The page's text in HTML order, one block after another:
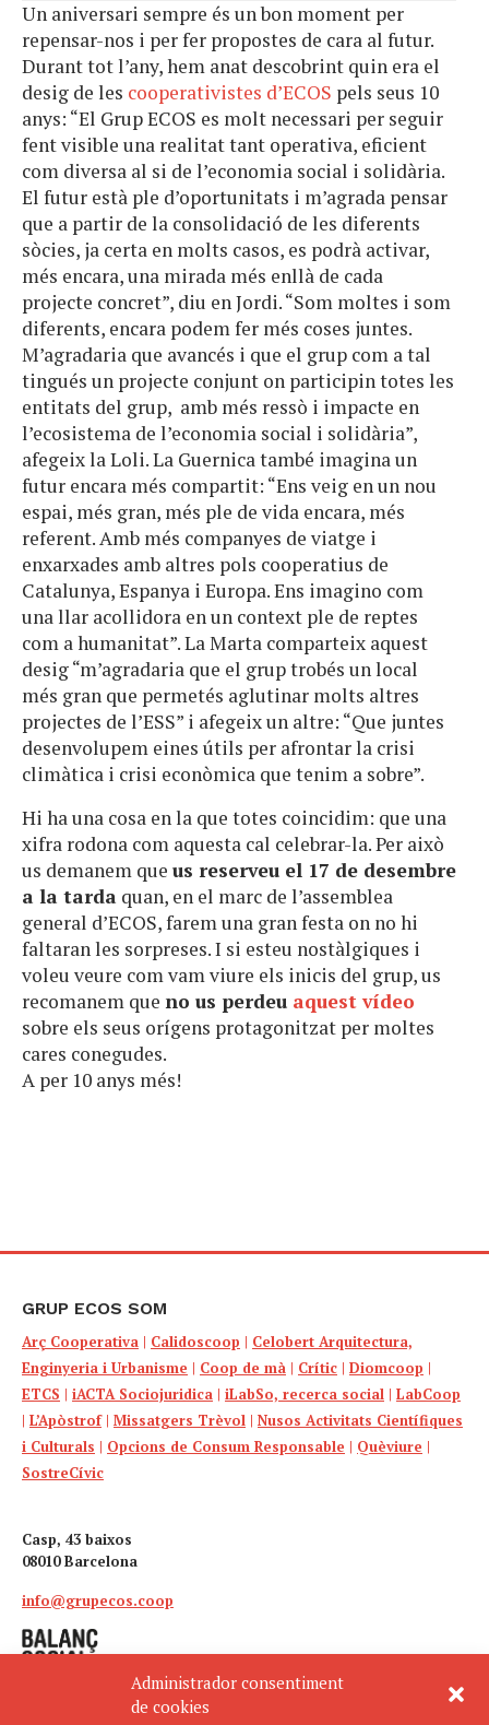
Administrador consentiment
de cookies
Un aniversari sempre és un bon moment per
repensar-nos i per fer propostes de cara al futur.
Durant tot l’any, hem anat descobrint quin era el
desig de les cooperativistes d’ECOS pels seus 10
anys: “El Grup ECOS es molt necessari per seguir
fent visible una realitat tant operativa, eficient
com diversa al si de l’economia social i solidària.
El futur està ple d’oportunitats i m’agrada pensar
que a partir de la consolidació de les diferents
sòcies, ja certa en molts casos, es podrà activar,
més encara, una mirada més enllà de cada
projecte concret”, diu en Jordi. “Som moltes i som
diferents, encara podem fer més coses juntes.
M’agradaria que avancés i que el grup com a tal
tingués un projecte conjunt on participin totes les
entitats del grup, amb més ressò i impacte en
l’ecosistema de l’economia social i solidària”,
afegeix la Loli. La Guernica també imagina un
futur encara més compartit: “Ens veig en un nou
espai, més gran, més ple de vida encara, més
referent. Amb més companyes de viatge i
enxarxades amb altres pols cooperatius de
Catalunya, Espanya i Europa. Ens imagino com
una llar acollidora en un context ple de reptes
com a humanitat”. La Marta comparteix aquest
desig “m’agradaria que el grup trobés un local
més gran que permetés aglutinar molts altres
projectes de l’ESS” i afegeix un altre: “Que juntes
desenvolupem eines útils per afrontar la crisi
climàtica i crisi econòmica que tenim a sobre”.
Hi ha una cosa en la que totes coincidim: que una
xifra rodona com aquesta cal celebrar-la. Per això
us demanem que us reserveu el 17 de desembre
a la tarda quan, en el marc de l’assemblea
general d’ECOS, farem una gran festa on no hi
faltaran les sorpreses. I si esteu nostàlgiques i
voleu veure com vam viure els inicis del grup, us
recomanem que no us perdeu aquest vídeo
sobre els seus orígens protagonitzat per moltes
cares conegudes.
A per 10 anys més!
GRUP ECOS SOM
Arç Cooperativa | Calidoscoop | Celobert Arquitectura,
Enginyeria i Urbanisme | Coop de mà | Crític | Diomcoop |
ETCS | iACTA Sociojuridica | iLabSo, recerca social | LabCoop
| L’Apòstrof| Missatgers Trèvol | Nusos Activitats Científiques
i Culturals | Opcions de Consum Responsable | Quèviure |
SostreCívic
Casp, 43 baixos
08010 Barcelona
info@grupecos.coop